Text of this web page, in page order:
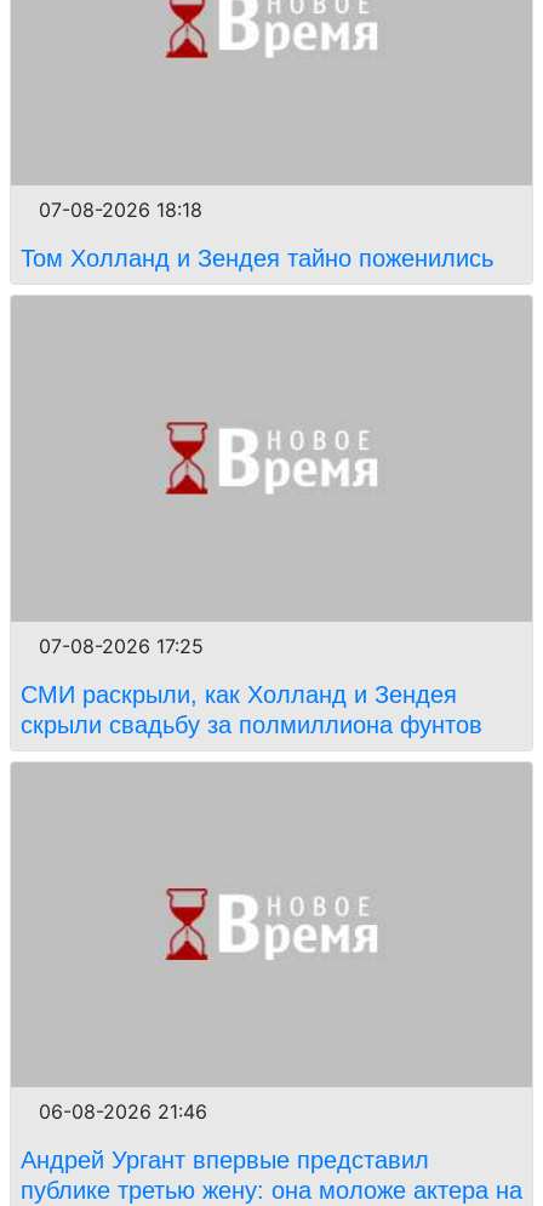
07-08-2026 18:18
Том Холланд и Зендея тайно поженились
07-08-2026 17:25
СМИ раскрыли, как Холланд и Зендея
скрыли свадьбу за полмиллиона фунтов
06-08-2026 21:46
Андрей Ургант впервые представил
публике третью жену: она моложе актера на